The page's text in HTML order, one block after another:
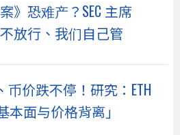
案》恐难产？SEC 主席
不放行、我们自己管
价跌不停！研究：ETH
本面与价格背离」